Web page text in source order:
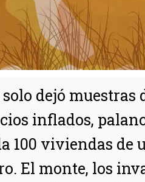
dejó muestras
inflados,
100 viviendas de
El monte, los